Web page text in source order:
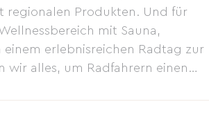
regionalen Produkten. Und für
mit Sauna,
erlebnisreichen Radtag zur
wir alles, um Radfahrern einen